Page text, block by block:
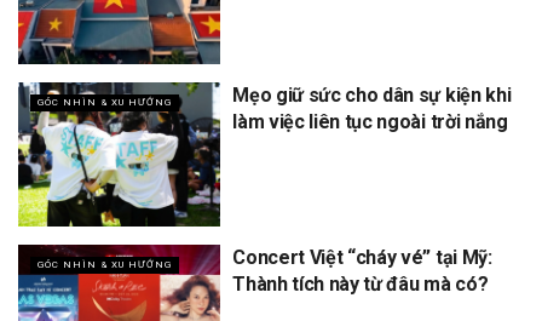
GÓC NHÌN & XU HƯỚNG
Mẹo giữ sức cho dân sự kiện khi
làm việc liên tục ngoài trời nắng
GÓC NHÌN & XU HƯỚNG
Concert Việt “cháy vé” tại Mỹ:
Thành tích này từ đâu mà có?